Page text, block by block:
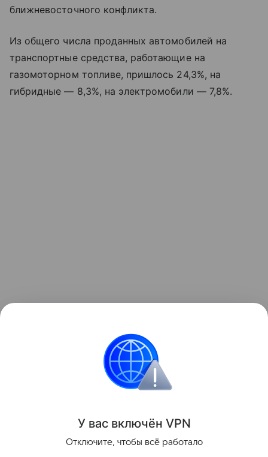
ближневосточного конфликта.
Из общего числа проданных автомобилей на
транспортные средства, работающие на
газомоторном топливе, пришлось 24,3%, на
гибридные — 8,3%, на электромобили — 7,8%.
Данная информация носит исключительно
информационный (ознакомительный) характер и
не является индивидуальной инвестиционной
У вас включён VPN
Отключите, чтобы всё работало